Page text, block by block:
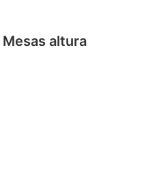
Mesas altura